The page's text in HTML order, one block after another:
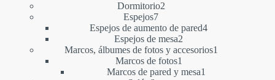
Dormitorio22
Espejos77
productos
Espejos de aumento de pared44
Espejos de mesa2
productos
Marcos, álbumes de fotos y accesorios1
Marcos de fotos1
producto
Marcos de pared y mesa1